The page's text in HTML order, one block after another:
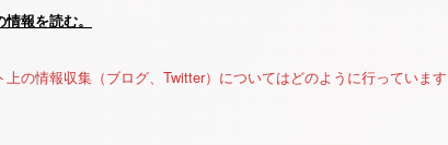
報を読む。
の情報収集（ブログ、Twitter）についてはどのように行っています